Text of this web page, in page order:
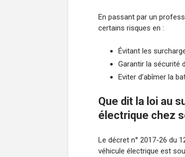
En passant par un
certains risques en :
Évitant les
Garantir la sécurité
Eviter d’abîmer la
Que dit la loi au
électrique chez
Le décret n° 2017-26 du
véhicule électrique est